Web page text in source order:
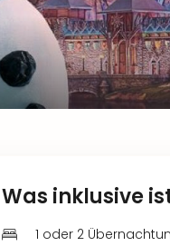
Was inklusive
1 oder 2